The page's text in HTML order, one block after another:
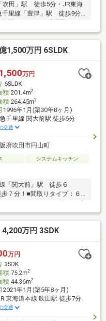
吹田」駅 徒歩5分・JR東海
里線「豊津」駅 徒歩9分
ール電化住宅◆リビング・
実◆駐車2台以上可能(車種
す～ライフインフォメーシ
450m)◇吹田市役所まで徒
徒歩9分(約660m)◇第六中学
1,500万円 6SLDK
万円
6SLDK
積201.4m2
積264.45m2
1996年1月(築30年8ヶ月)
千里線 関大前駅 徒歩6分
交通
府吹田市円山町
システムキッチン
「関大前」駅 徒歩６
７分！■間取りタイプ：６
坪）■ＬＤＫは約１８．７
物件の詳細及び内覧希望の
積（ふなづみ）までお願い
１０９－４７５）
万円 3SDK
万円
3SDK
積75.2m2
積44.36m2
2021年1月(築5年8ヶ月)
Ｒ東海道本線 吹田駅 徒歩7分
交通